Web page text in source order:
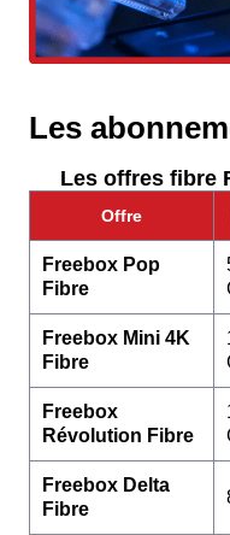
Les
Les offres fibre
Offre
Freebox Pop
Fibre
Freebox Mini 4K
Fibre
Freebox
Révolution Fibre
Freebox Delta
Fibre